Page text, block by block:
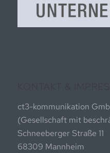
KONTAKT &
ct3-kommunikation
(Gesellschaft mit
Schneeberger Straße 11
68309 Mannheim